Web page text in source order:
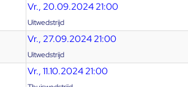
Vr., 20.09.2024 21:00
Uitwedstrijd
Vr., 27.09.2024 21:00
Uitwedstrijd
Vr., 11.10.2024 21:00